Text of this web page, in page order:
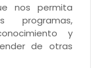
nos permita
programas,
y
de otras